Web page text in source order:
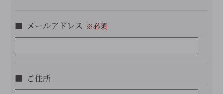
メールアドレス
ご住所